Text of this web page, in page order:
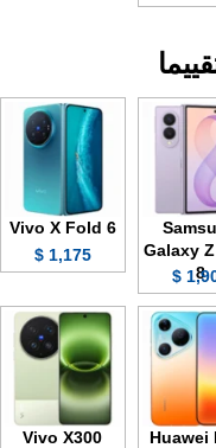
Galaxy
8
Vivo X Fold 6
1,175 $
Huawei
Vivo X300